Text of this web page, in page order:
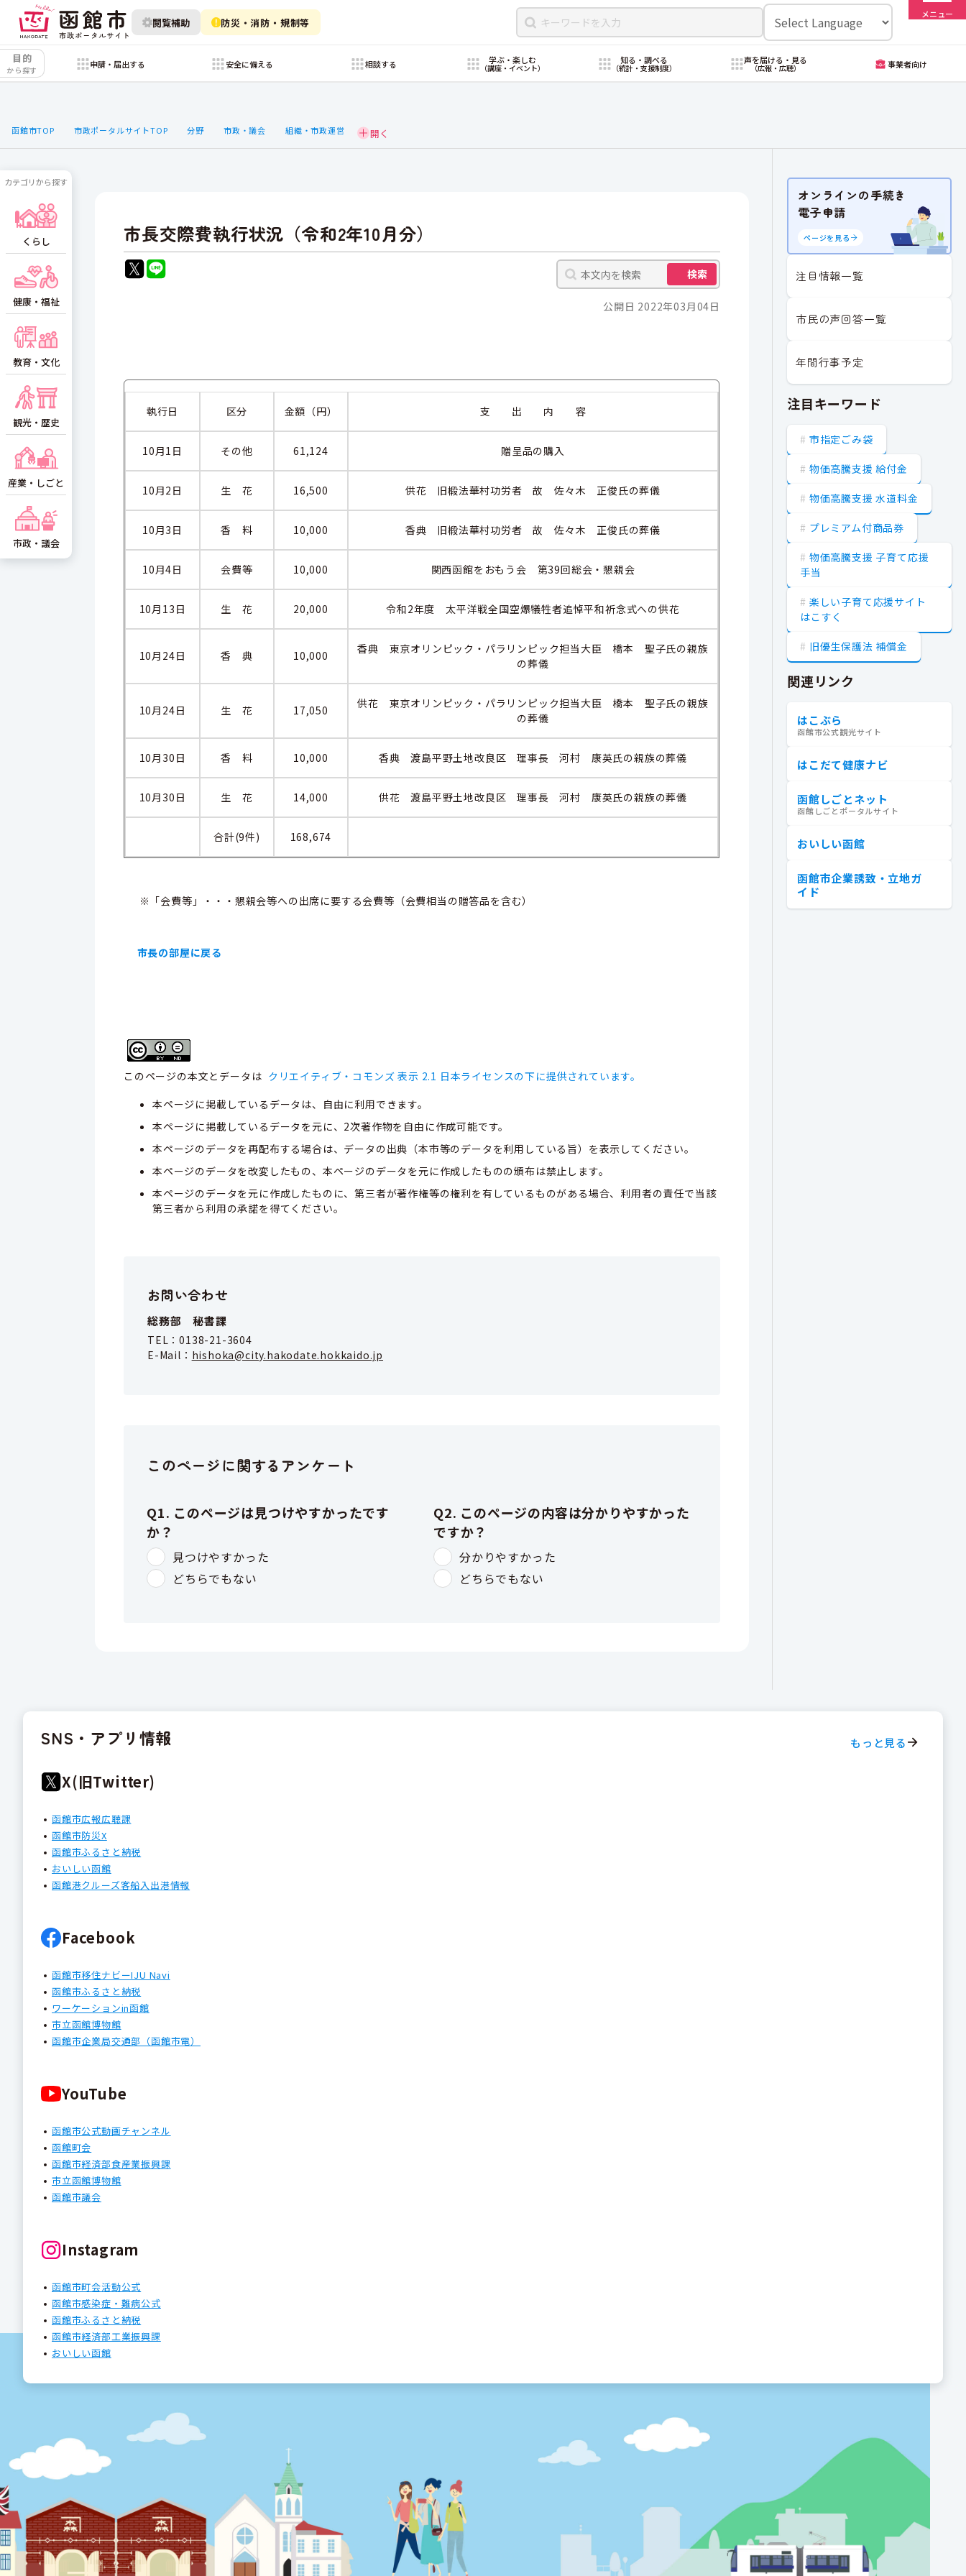
閲覧補助 防災・消防・規制等
メニュー
目的
から探す
申請・届出する 安全に備える 相談する 学ぶ・楽しむ
（講座・イベント）
知る・調べる
（統計・支援制度）
声を届ける・見る
（広報・広聴） 事業者向け
函館市TOP 市政ポータルサイトTOP 分野 市政・議会 組織・市政運営
市長交際費執行状況（令和2年10月分）
検索
公開日 2022年03月04日
執行日 区分 金額（円） 支 出 内 容
10月1日 その他 61,124 贈呈品の購入
10月2日 生 花 16,500 供花 旧椴法華村功労者 故 佐々木 正俊氏の葬儀
10月3日 香 料 10,000 香典 旧椴法華村功労者 故 佐々木 正俊氏の葬儀
10月4日 会費等 10,000 関西函館をおもう会 第39回総会・懇親会
10月13日 生 花 20,000 令和2年度 太平洋戦全国空爆犠牲者追悼平和祈念式への供花
10月24日 香 典 10,000
香典 東京オリンピック・パラリンピック担当大臣 橋本 聖子氏の親族
の葬儀
10月24日 生 花 17,050
供花 東京オリンピック・パラリンピック担当大臣 橋本 聖子氏の親族
の葬儀
10月30日 香 料 10,000 香典 渡島平野土地改良区 理事長 河村 康英氏の親族の葬儀
10月30日 生 花 14,000 供花 渡島平野土地改良区 理事長 河村 康英氏の親族の葬儀
合計(9件) 168,674
※「会費等」・・・懇親会等への出席に要する会費等（会費相当の贈答品を含む）
市長の部屋に戻る
このページの本文とデータは クリエイティブ・コモンズ 表示 2.1 日本ライセンスの下に提供されています。
本ページに掲載しているデータは、自由に利用できます。
本ページに掲載しているデータを元に、2次著作物を自由に作成可能です。
本ページのデータを再配布する場合は、データの出典（本市等のデータを利用している旨）を表示してください。
本ページのデータを改変したもの、本ページのデータを元に作成したものの頒布は禁止します。
本ページのデータを元に作成したものに、第三者が著作権等の権利を有しているものがある場合、利用者の責任で当該
第三者から利用の承諾を得てください。
お問い合わせ
総務部 秘書課
TEL：0138-21-3604
E-Mail： hishoka@city.hakodate.hokkaido.jp
このページに関するアンケート
カテゴリから探す
くらし
健康・福祉
教育・文化
観光・歴史
産業・しごと
市政・議会
オンラインの手続き
電子申請
ページを見る
注目情報一覧
市民の声回答一覧
年間行事予定
注目キーワード
市指定ごみ袋
物価高騰支援 給付金
物価高騰支援 水道料金
プレミアム付商品券
物価高騰支援 子育て応援
手当
楽しい子育て応援サイト
はこすく
旧優生保護法 補償金
関連リンク
はこぶら
函館市公式観光サイト
はこだて健康ナビ
函館しごとネット
函館しごとポータルサイト
おいしい函館
函館市企業誘致・立地ガ
イド
SNS・アプリ情報 もっと見る
X(旧Twitter)
函館市広報広聴課
函館市防災X
函館市ふるさと納税
おいしい函館
函館港クルーズ客船入出港情報
Facebook
函館市移住ナビーIJU Navi
函館市ふるさと納税
ワーケーションin函館
市立函館博物館
函館市企業局交通部（函館市電）
YouTube
函館市公式動画チャンネル
函館町会
函館市経済部食産業振興課
市立函館博物館
函館市議会
Instagram
函館市町会活動公式
函館市感染症・難病公式
函館市ふるさと納税
函館市経済部工業振興課
おいしい函館